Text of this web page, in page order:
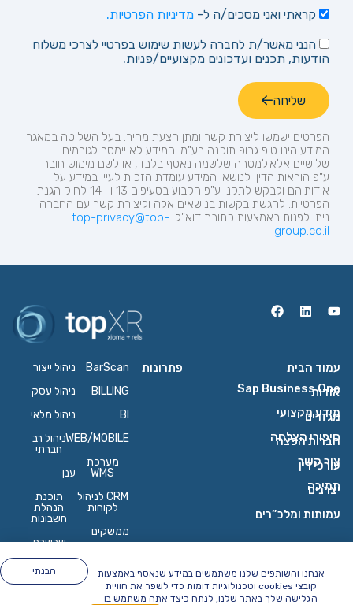
קראתי ואני מסכים/ה ל- מדיניות הפרטיות.
הנני מאשר/ת לחברה לעשות שימוש בפרטיי לצרכי משלוח
הודעות, תכנים ועדכונים מקצועיים/פניות.
שליחה
הפרטים ישמשו ליצירת קשר ומתן הצעת מחיר. בעל השליטה במאגר
המידע הינו טופ גרופ תוכנה בע"מ. המידע לא יימסר לגורמים
שלישיים אלא למטרה שלשמה נאסף בלבד, או לשם מימוש חובה
ע"פ הוראות הדין. לנושאי המידע עומדת הזכות לעיין במידע על
אודותיהם ולבקש לתקנו ע"פ הקבוע בסעיפים 13 ו- 14 לחוק הגנת
הפרטיות. להגשת בקשות בנושאים אלה וליצירת קשר עם החברה
ניתן לפנות באמצעות כתובת דוא"ל: top-privacy@top-
group.co.il
עמוד הבית
אודות
מגזרים
חברות הפצה
עורכי דין
יצרנים
עמותות ומלכ”רים
פתרונות
BarScan
BILLING
BI
WEB/MOBILE
מערכת
WMS
CRM לניהול
לקוחות
ממשקים
ניהול ייצור
ניהול עסק
ניהול מלאי
ניהול רב
חברתי
ענן
תוכנת
הנהלת
חשבונות
שרשרת
Sap Business One
מידע מקצועי
סיפורי הצלחה
צור קשר
תמיכה
אנחנו והשותפים שלנו משתמשים במידע שנאסף באמצעות
קובצי cookies וטכנולוגיות דומות כדי לשפר את חוויית
הגלישה שלך באתר שלנו, לנתח כיצד אתה משתמש בו
הבנתי